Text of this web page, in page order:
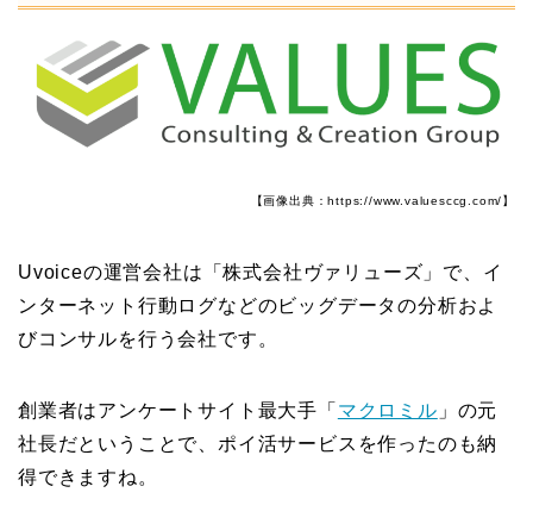
【画像出典：https://www.valuesccg.com/】
Uvoiceの運営会社は「株式会社ヴァリューズ」で、イ
ンターネット行動ログなどのビッグデータの分析およ
びコンサルを行う会社です。
創業者はアンケートサイト最大手「 マクロミル 」の元
社長だということで、ポイ活サービスを作ったのも納
得できますね。